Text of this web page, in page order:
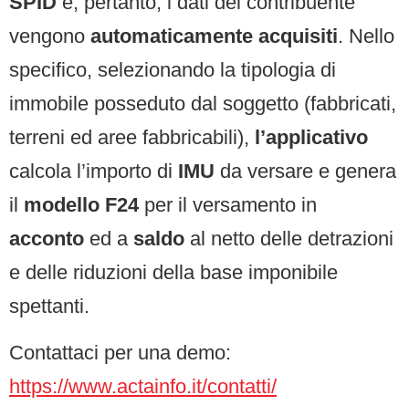
vengono automaticamente acquisiti. Nello
specifico, selezionando la tipologia di
immobile posseduto dal soggetto (fabbricati,
terreni ed aree fabbricabili), l’applicativo
calcola l’importo di IMU da versare e genera
il modello F24 per il versamento in
acconto ed a saldo al netto delle detrazioni
e delle riduzioni della base imponibile
spettanti.
Contattaci per una demo:
https://www.actainfo.it/contatti/